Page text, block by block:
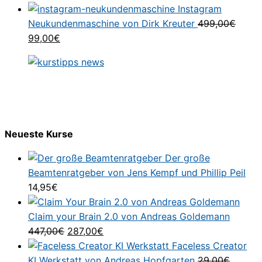
298,99€24,95€.
Preis
war:
Preis
ist:
Instagram
Neukundenmaschine von Dirk Kreuter 499,00€
Ursprünglicher
Preis
war:
99,00€
ist:
Neueste Kurse
Der große
Beamtenratgeber von Jens Kempf und Phillip Peil
14,95€
Claim your Brain 2.0 von Andreas Goldemann
447,00€ Ursprünglicher
Preis
287,00€
Preis
Faceless Creator